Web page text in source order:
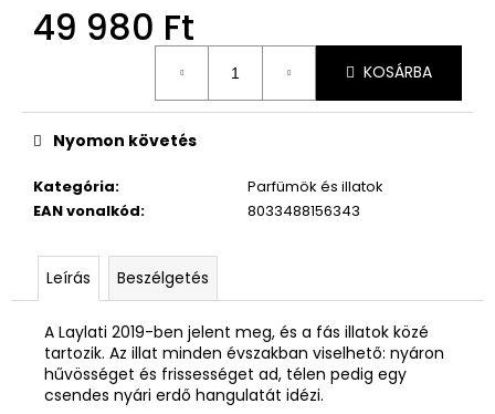
49 980 Ft
KOSÁRBA
Kategória:
Parfümök és illatok
EAN vonalkód: 8033488156343
Nyomon követés
Leírás Beszélgetés
A Laylati 2019-ben jelent meg, és a fás illatok közé
tartozik. Az illat minden évszakban viselhető: nyáron
hűvösséget és frissességet ad, télen pedig egy
csendes nyári erdő hangulatát idézi.